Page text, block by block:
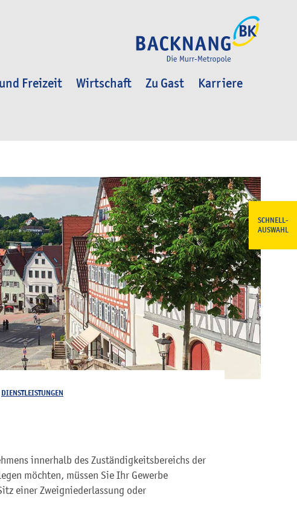
Freizeit Wirtschaft Zu Gast
Karriere
SCHNELL-
AUSWAHL
DIENSTLEISTUNGEN
innerhalb des Zuständigkeitsbereichs der
möchten, müssen Sie Ihr Gewerbe
einer Zweigniederlassung oder